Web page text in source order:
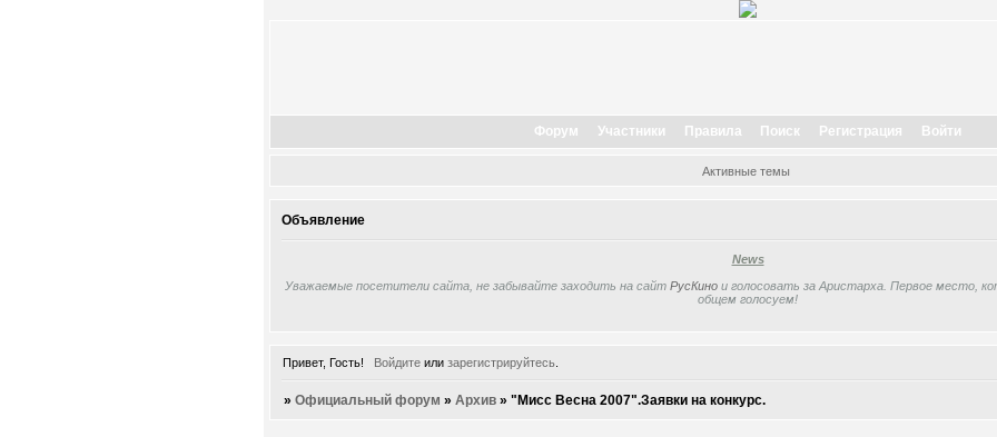
Форум Участники Правила Поиск Регистрация Войти
Активные темы
Объявление
News
Уважаемые посетители сайта, не забывайте заходить на сайт РусКино и голосовать за Аристарха. Первое место,
общем голосуем!
Привет, Гость! Войдитеили зарегистрируйтесь.
»Официальный форум »Архив »"Мисс Весна 2007".Заявки на конкурс.